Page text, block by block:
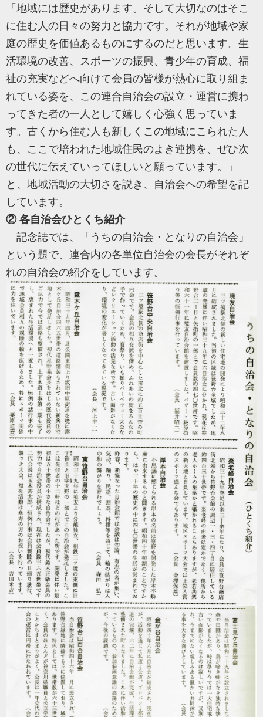
「地域には歴史があります。そして大切なのはそこ
に住む人の日々の努力と協力です。それが地域や家
庭の歴史を価値あるものにするのだと思います。生
活環境の改善、スポーツの振興、青少年の育成、福
祉の充実などへ向けて会員の皆様が熱心に取り組ま
れている姿を、この連合自治会の設立・運営に携わ
ってきた者の一人として嬉しく心強く思っていま
す。古くから住む人も新しくこの地域にこられた人
も、ここで培われた地域住民のよき連携を、ぜひ次
の世代に伝えていってほしいと願っています。」
と、地域活動の大切さを説き、自治会への希望を記
しています。
② 各自治会ひとくち紹介
記念誌では、「うちの自治会・となりの自治会」
という題で、連合内の各単位自治会の会長がそれぞ
れの自治会の紹介をしています。